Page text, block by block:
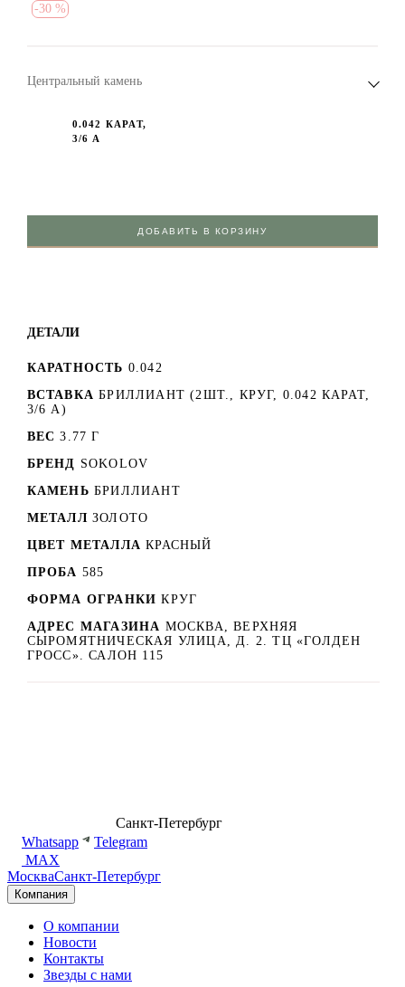
-30 %
Центральный камень
0.042 КАРАТ,
3/6 А
ДОБАВИТЬ В КОРЗИНУ
ДЕТАЛИ
КАРАТНОСТЬ 0.042
ВСТАВКА БРИЛЛИАНТ (2ШТ., КРУГ, 0.042 КАРАТ,
3/6 А)
ВЕС 3.77 Г
БРЕНД SOKOLOV
КАМЕНЬ БРИЛЛИАНТ
МЕТАЛЛ ЗОЛОТО
ЦВЕТ МЕТАЛЛА КРАСНЫЙ
ПРОБА 585
ФОРМА ОГРАНКИ КРУГ
АДРЕС МАГАЗИНА МОСКВА, ВЕРХНЯЯ
СЫРОМЯТНИЧЕСКАЯ УЛИЦА, Д. 2. ТЦ «ГОЛДЕН
ГРОСС». САЛОН 115
Санкт-Петербург
Whatsapp
Telegram
MAX
МоскваСанкт-Петербург
Компания
О компании
Новости
Контакты
Звезды с нами